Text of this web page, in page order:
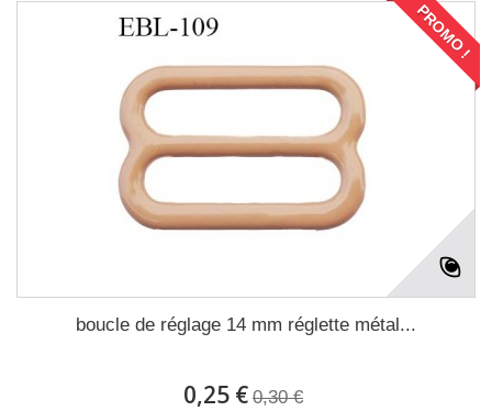
PROMO !
boucle de réglage 14 mm réglette métal...
0,25 € 0,30 €